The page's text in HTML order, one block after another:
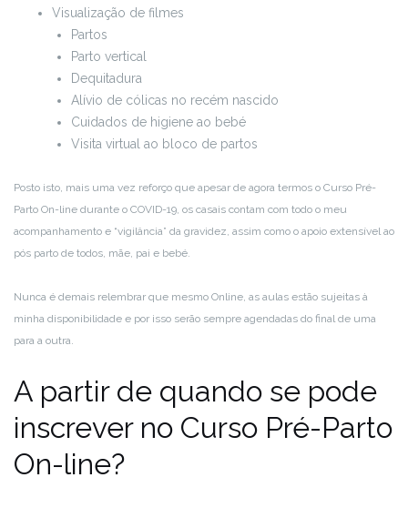
Visualização de filmes
Partos
Parto vertical
Dequitadura
Alívio de cólicas no recém nascido
Cuidados de higiene ao bebé
Visita virtual ao bloco de partos
Posto isto, mais uma vez reforço que apesar de agora termos o Curso Pré-
Parto On-line durante o COVID-19, os casais contam com todo o meu
acompanhamento e “vigilância” da gravidez, assim como o apoio extensível ao
pós parto de todos, mãe, pai e bebé.
Nunca é demais relembrar que mesmo Online, as aulas estão sujeitas à
minha disponibilidade e por isso serão sempre agendadas do final de uma
para a outra.
A partir de quando se pode
inscrever no Curso Pré-Parto
On-line?